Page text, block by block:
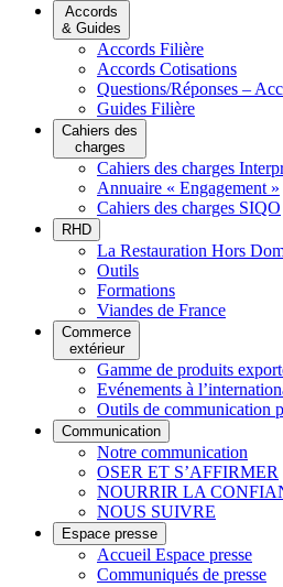
Accords
& Guides
Accords Filière
Accords Cotisations
Questions/Réponses –
Guides Filière
Cahiers des
charges
Cahiers des charges
Annuaire « Engagement »
Cahiers des charges SIQO
RHD
La Restauration Hors
Outils
Formations
Viandes de France
Commerce
extérieur
Gamme de produits
Evénements à
Outils de communication
Communication
Notre communication
OSER ET S’AFFIRMER
NOURRIR LA
NOUS SUIVRE
Espace presse
Accueil Espace presse
Communiqués de presse